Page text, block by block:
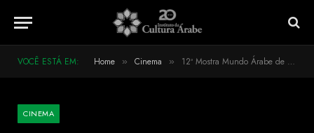
VOCÊ ESTÁ EM: Home » Cinema » 12ª Mostra Mundo Árabe de Cinema: debate aborda o cinema revolucionário palestino
CINEMA